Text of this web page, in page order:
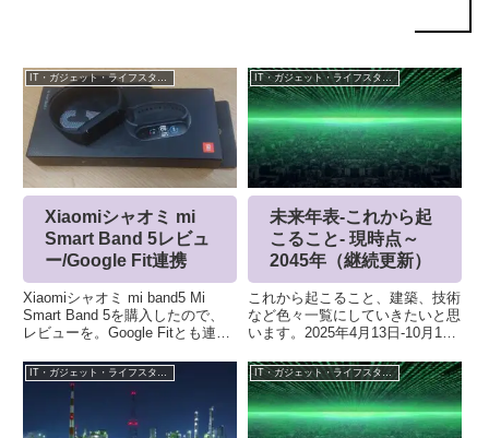
IT・ガジェット・ライフスタイル
Xiaomiシャオミ mi
Smart Band 5レビュ
ー/Google Fit連携
Xiaomiシャオミ mi band5 Mi
Smart Band 5を購入したので、
レビューを。Google Fitとも連携
IT・ガジェット・ライフスタイル
未来年表-これから起
こること- 現時点～
2045年（継続更新）
これから起こること、建築、技術
など色々一覧にしていきたいと思
います。2025年4月13日-10月13
画 有人月面着陸TOKYO A-
ARENA地面積は約27,000m2、収
容客数は約10,000人のアリーナ...
IT・ガジェット・ライフスタイル